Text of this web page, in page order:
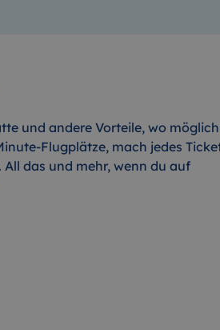
und andere Vorteile, wo
Flugplätze, mach jedes
All das und mehr, wenn du auf